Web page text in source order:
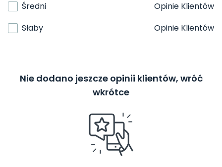
Średni
Opinie Klientów
Słaby
Opinie Klientów
Nie dodano jeszcze opinii klientów, wróć
wkrótce